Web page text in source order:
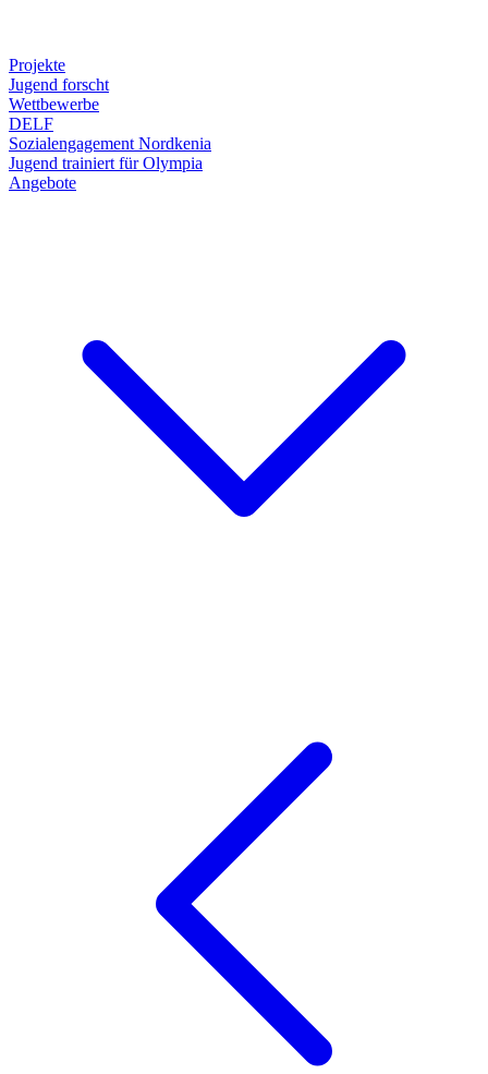
Projekte
Jugend forscht
Wettbewerbe
DELF
Sozialengagement Nordkenia
Jugend trainiert für Olympia
Angebote